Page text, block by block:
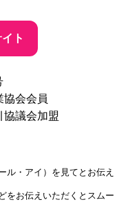
ト
協会会員
協議会加盟
ル・アイ）を見てとお伝え
をお伝えいただくとスムー